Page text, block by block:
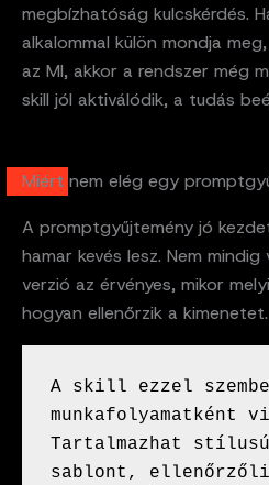
megbízhatóság kulcskérdés.
alkalommal külön mondja
az MI, akkor a rendszer még
skill jól aktiválódik, a tudás
Miért nem elég egy
A promptgyűjtemény jó
hamar kevés lesz. Nem
verzió az érvényes, mikor
hogyan ellenőrzik a kimenetet.
A skill ezzel
munkafolyamatként
Tartalmazhat
sablont,